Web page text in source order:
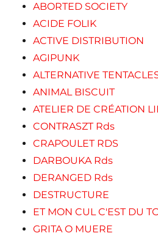
ABORTED SOCIETY
ACIDE FOLIK
ACTIVE DISTRIBUTION
AGIPUNK
ALTERNATIVE
ANIMAL BISCUIT
ATELIER DE CRÉATION
CONTRASZT Rds
CRAPOULET RDS
DARBOUKA Rds
DERANGED Rds
DESTRUCTURE
ET MON CUL C'EST DU
GRITA O MUERE